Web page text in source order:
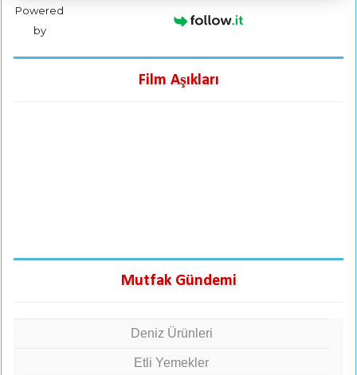
Powered
by
Film Aşıkları
Mutfak Gündemi
Deniz Ürünleri
Etli Yemekler